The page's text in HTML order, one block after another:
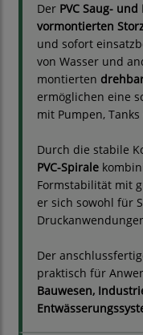
Der PVC Saug-
vormontierten
und sofort
von Wasser und
montierten
ermöglichen eine
mit Pumpen,
Durch die stabile
PVC-Spirale
Formstabilität mit
er sich sowohl für
Der
praktisch für
Bauwesen,